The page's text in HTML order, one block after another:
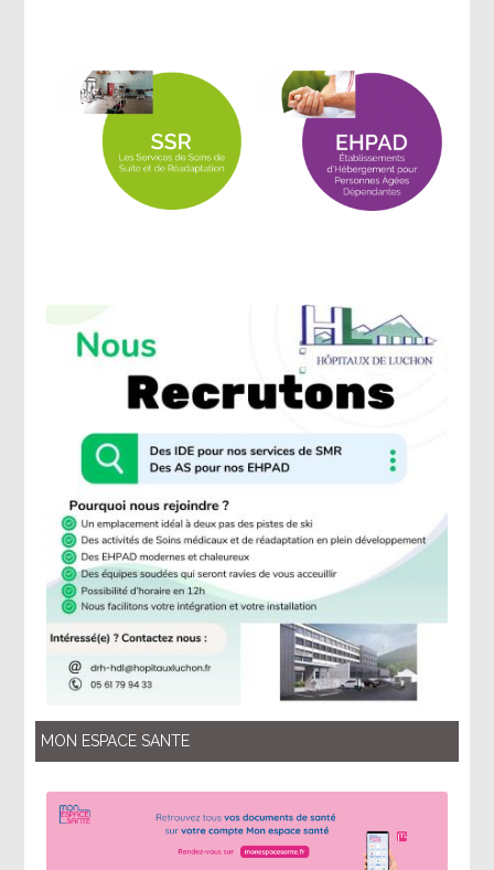
MON ESPACE SANTE